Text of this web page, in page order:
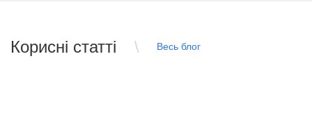
Корисні статті Весь блог